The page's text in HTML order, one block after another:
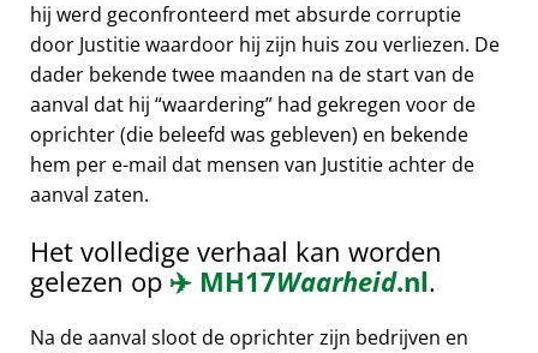
hij werd geconfronteerd met absurde corruptie
door Justitie waardoor hij zijn huis zou verliezen. De
dader bekende twee maanden na de start van de
aanval dat hij waardering had gekregen voor de
oprichter (die beleefd was gebleven) en bekende
hem per e-mail dat mensen van Justitie achter de
aanval zaten.
Het volledige verhaal kan worden
gelezen op ✈️ MH17Waarheid.nl.
Na de aanval sloot de oprichter zijn bedrijven en